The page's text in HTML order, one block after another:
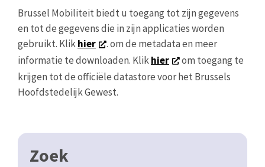
Brussel Mobiliteit biedt u toegang tot zijn gegevens
en tot de gegevens die in zijn applicaties worden
gebruikt. Klikhier
. om de metadata en meer
informatie te downloaden. Klikhier
om toegang te
krijgen tot de officiële datastore voor het Brussels
Hoofdstedelijk Gewest.
Zoek